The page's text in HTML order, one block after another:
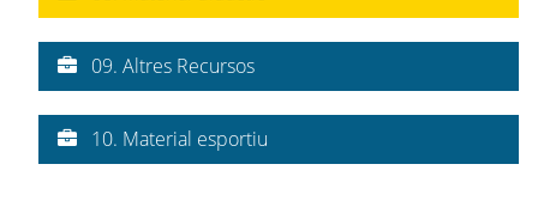
09. Altres Recursos
10. Material esportiu